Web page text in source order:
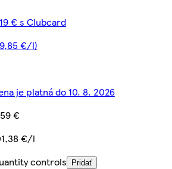
€ s Clubcard
€/l)
je platná do 10. 8. 2026
€
€/l
controls
Pridať